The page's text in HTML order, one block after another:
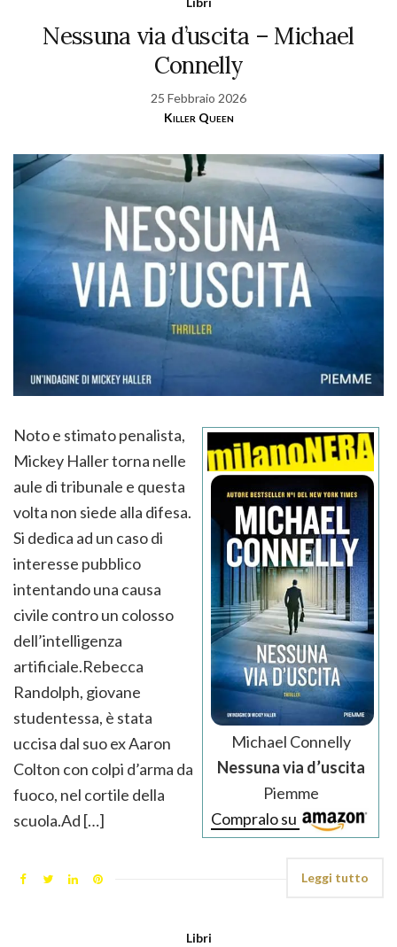
Nessuna via d’uscita – Michael
Connelly
25 Febbraio 2026
Killer Queen
Michael Connelly
Nessuna via d’uscita
Piemme
Compralo su
Noto e stimato penalista,
Mickey Haller torna nelle
aule di tribunale e questa
volta non siede alla difesa.
Si dedica ad un caso di
interesse pubblico
intentando una causa
civile contro un colosso
dell’intelligenza
artificiale.Rebecca
Randolph, giovane
studentessa, è stata
uccisa dal suo ex Aaron
Colton con colpi d’arma da
fuoco, nel cortile della
scuola.Ad […]
Leggi tutto
Libri